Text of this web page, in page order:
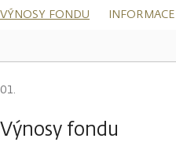
VÝNOSY FONDU
Výnosy fondu